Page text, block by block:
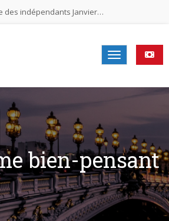
des indépendants Janvier…
des indépendants Novembre…
des indépendants Juin…
ÉLECTIONS MUNICIPALES 2026
des indépendants N°2-2026
bien-pensant